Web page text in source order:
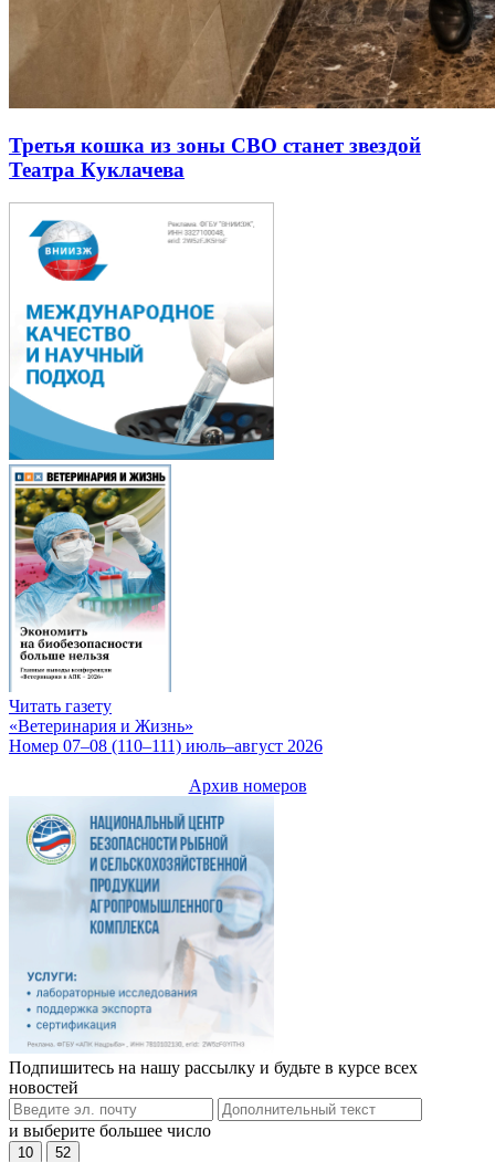
Третья кошка из зоны СВО станет звездой
Театра Куклачева
Читать газету
«Ветеринария и Жизнь»
Номер 07–08 (110–111) июль–август 2026
Архив номеров
Подпишитесь на нашу рассылку и будьте в курсе всех
новостей
и выберите большее число
10 52